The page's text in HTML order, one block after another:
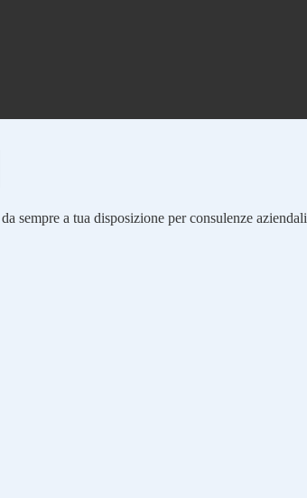
sempre a tua disposizione per consulenze aziendali